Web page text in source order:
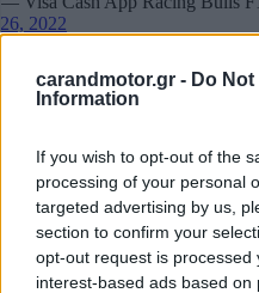
carandmotor.gr - Do
Information
If you wish to opt-out of the
processing of your personal
targeted advertising by us,
section to confirm your
opt-out request is processed
interest-based ads based
Στις 17 Φεβρουαρίου όλοι
στραμμένα στο Μαρανέλο .
οι Carlos Sainz Jr και
αβάφτιστο.